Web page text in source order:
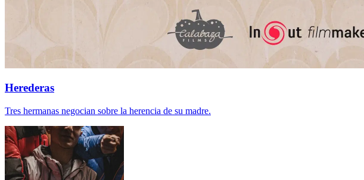
Herederas
Tres hermanas negocian sobre la herencia de su madre.